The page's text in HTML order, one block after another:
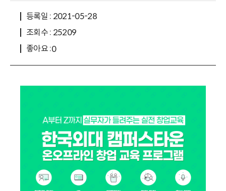
등록일 : 2021-05-28
조회수 : 25209
좋아요 :0